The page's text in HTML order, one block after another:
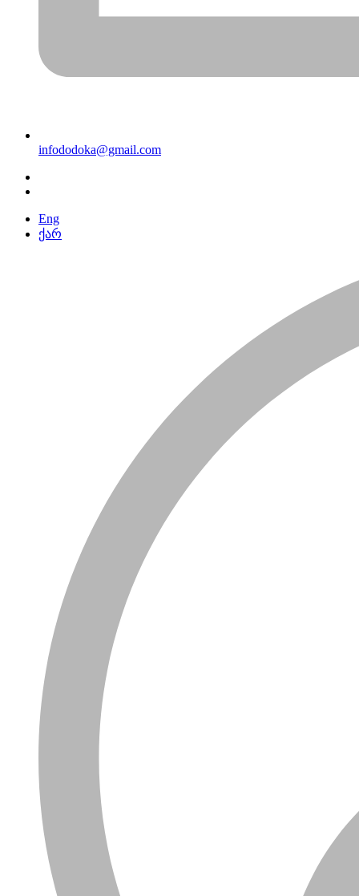
infododoka@gmail.com
Eng
ქარ